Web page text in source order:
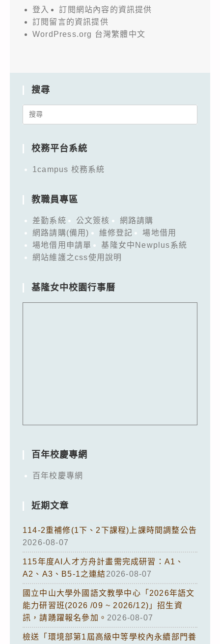
登入
訂閱網站內容的資訊提供
訂閱留言的資訊提供
WordPress.org 台灣繁體中文
搜尋
Search
校務平台系統
1campus 校務系統
教職員專區
差勤系統 公文簽核
網路請購
網路請購(備用)
維修登記
場地借用
場地借用申請單
基隆女中Newplus系統
網站維護之css使用說明
基隆女中校園行事曆
百年校慶專網
百年校慶專網
近期文章
114-2重補修(1下、2下課程)上課時間調整公告
2026-08-07
115年度AI人才方舟計畫需完成研習：A1、
A2、A3、B5-1之連結2026-08-07
國立中山大學外國語文教學中心「2026年語文
能力研習班(2026 /09 ~ 2026/12)」招生資
訊，請踴躍報名參加。 2026-08-07
檢送「環境部第1屆高級中等學校內永續部門養